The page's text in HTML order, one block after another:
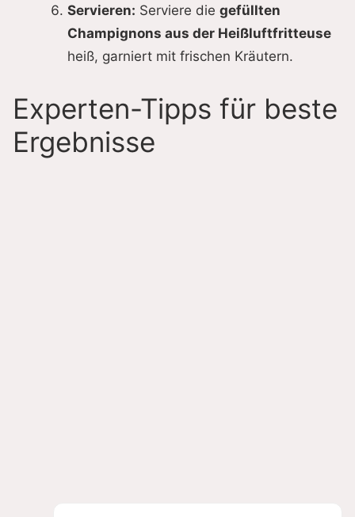
Servieren: Serviere die gefüllten
Champignons aus der Heißluftfritteuse
heiß, garniert mit frischen Kräutern.
Experten-Tipps für beste
Ergebnisse